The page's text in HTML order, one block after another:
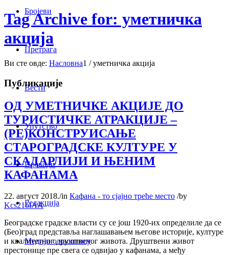
Бројеви
Претрага
Вести
Упутство
Преводи
Редакција
Медији о часопису
Tag Archive for: уметничка
акција
Ви сте овде: Насловна1 / уметничка акција
Публикације
ОД УМЕТНИЧКЕ АКЦИЈЕ ДО
ТУРИСТИЧКЕ АТРАКЦИЈЕ –
(РЕ)КОНСТРУИСАЊЕ
СТАРОГРАДСКЕ КУЛТУРЕ У
СКАДАРЛИЈИ И ЊЕНИМ
КАФАНАМА
22. август 2018./in Кафана - то сјајно треће место /by
Kcs21blAA
Београдске градске власти су се још 1920-их определиле да се
(Бео)град представља наглашавањем његове историје, културе
и квалитетног друштвеног живота. Друштвени живот
престонице пре свега се одвијао у кафанама, а међу